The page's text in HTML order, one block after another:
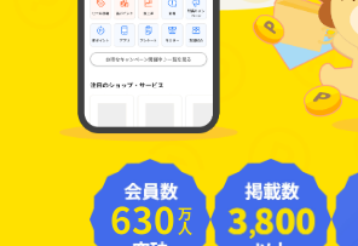
630万人